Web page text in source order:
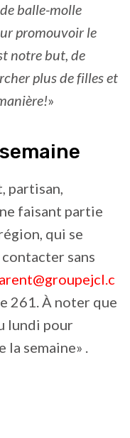
balle-molle
promouvoir le
notre but, de
plus de filles et
»
partisan,
faisant partie
qui se
sans
261. À noter que
lundi pour
la semaine» .